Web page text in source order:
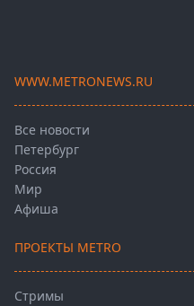
WWW.METRONEWS.RU
Все новости
Петербург
Россия
Мир
Афиша
ПРОЕКТЫ METRO
Стримы